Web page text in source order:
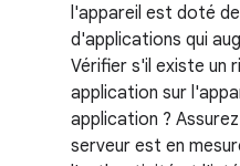
l'appareil est doté
d'applications qui
Vérifier s'il existe un
application sur
application ?
serveur est en